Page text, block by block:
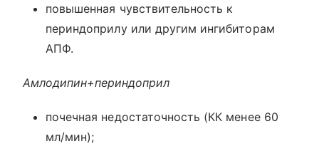
повышенная чувствительность к
периндоприлу или другим ингибиторам
АПФ.
Амлодипин+периндоприл
почечная недостаточность (КК менее 60
мл/мин);